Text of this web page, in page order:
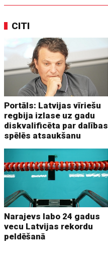
CITI
Portāls: Latvijas vīriešu
regbija izlase uz gadu
diskvalificēta par dalības
spēlēs atsaukšanu
Narajevs labo 24 gadus
vecu Latvijas rekordu
peldēšanā